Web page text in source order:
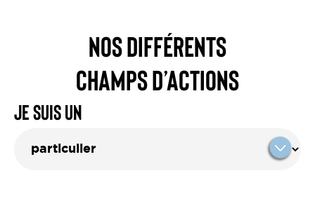
NOS DIFFÉRENTS
CHAMPS D’ACTIONS
Je suis un